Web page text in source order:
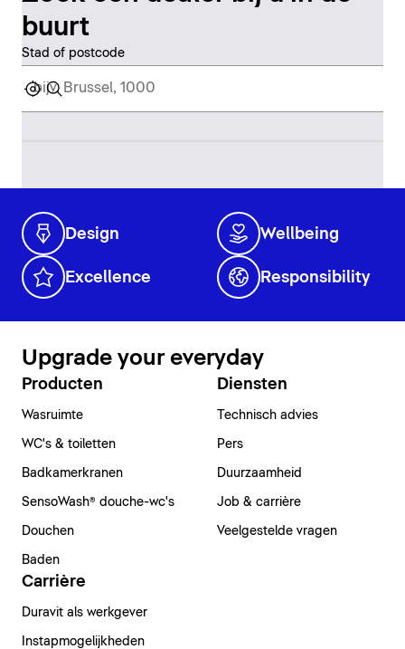
buurt
Stad of postcode
Design Wellbeing
Excellence Responsibility
Upgrade your everyday
Producten
Wasruimte
WC's & toiletten
Badkamerkranen
SensoWash® douche-wc's
Douchen
Baden
Diensten
Technisch advies
Pers
Duurzaamheid
Job & carrière
Veelgestelde vragen
Carrière
Duravit als werkgever
Instapmogelijkheden